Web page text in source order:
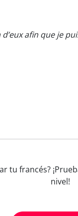
afin que je
tu francés?
nivel!